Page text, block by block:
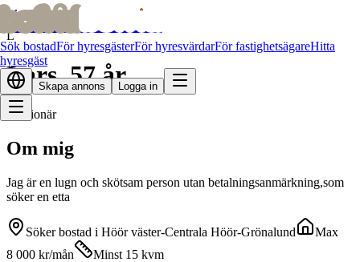
bofridbofrid
Sök bostadFör hyresgästerFör hyresvärdarFör fastighetsägareHitta
hyresgäst
Skapa annons Logga in
Alla bostadssökande
L
Lars,57 år
Pensionär
Om mig
Jag är en lugn och skötsam person utan betalningsanmärkning,som
söker en etta
Söker bostad i Höör väster-Centrala Höör-Grönalund
Max
8 000 kr/mån Minst 15 kvm